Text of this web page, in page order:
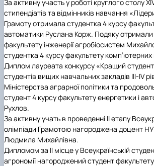
За активну участь у роботі круглого столу
стипендіатів та відмінників навчання
Грамоту отримала студентка 4 курсу
автоматики Руслана Корж. Подяку отримали
факультету інженерії агробіосистем
студентка 4 курсу факультету комп’ютерних
Диплом лауреата конкурсу «Кращий
студентів вищих навчальних закладів ІІІ-IV
Міністерства аграрної політики та
студент 4 курсу факультету енергетики і
Рухлов.
За активну учать в проведенні ІІ етапу
олімпіади Грамотою нагороджена доцент
Людмила Михайлівна.
Дипломом за ІІ місце у Всеукраїнській
агрономії нагороджений студент